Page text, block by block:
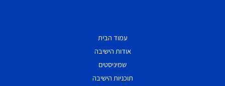
עמוד הבית
אודות הישיבה
שמיניסטים
תוכניות הישיבה